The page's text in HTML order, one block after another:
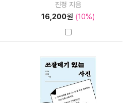
진정 지음
16,200원 (10%)